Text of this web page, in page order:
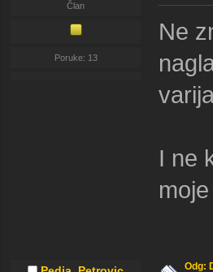
Član
Poruke: 13
Ne
I ne
Odg: